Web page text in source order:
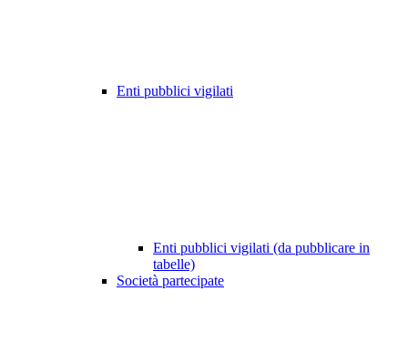
Enti pubblici vigilati
Enti pubblici vigilati (da pubblicare in
tabelle)
Società partecipate